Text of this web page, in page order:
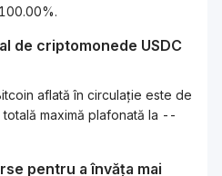
de criptomonede USDC
aflată în circulație este de
maximă plafonată la --
pentru a învăța mai